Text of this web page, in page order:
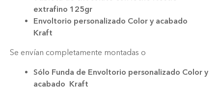
extrafino 125gr
Envoltorio personalizado Color y acabado
Kraft
Se envían completamente montadas o
Sólo Funda de Envoltorio personalizado Color y
acabado Kraft